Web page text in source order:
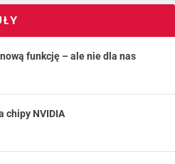
funkcję – ale nie dla nas
chipy NVIDIA